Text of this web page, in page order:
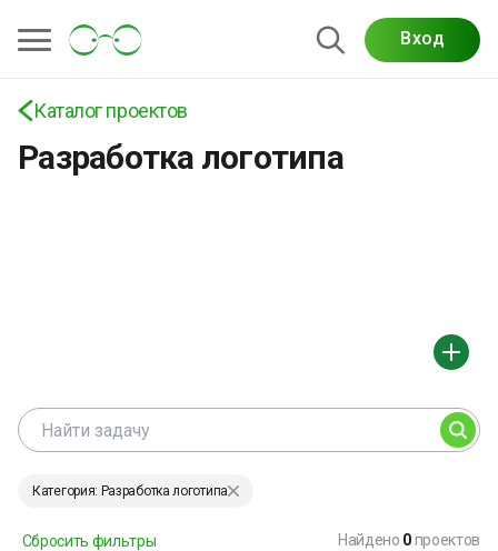
Вход
Каталог проектов
Разработка логотипа
Категория: Разработка логотипа
Сбросить фильтры Найдено 0проектов